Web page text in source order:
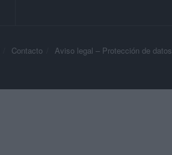
Contacto Aviso legal – Protección de datos